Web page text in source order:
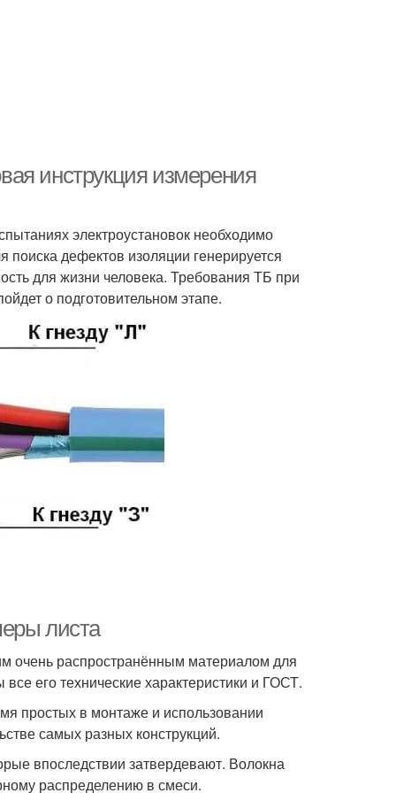
инструкция измерения
электроустановок необходимо
дефектов изоляции генерируется
для жизни человека. Требования ТБ при
о подготовительном этапе.
листа
очень распространённым материалом для
его технические характеристики и ГОСТ.
простых в монтаже и использовании
самых разных конструкций.
впоследствии затвердевают. Волокна
распределению в смеси.